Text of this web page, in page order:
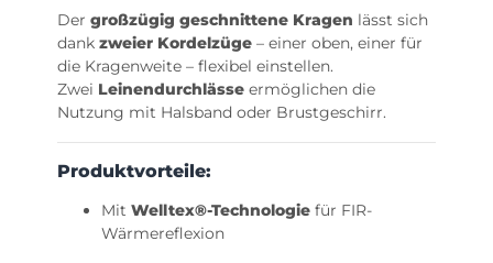
Der großzügig geschnittene Kragen lässt sich
dank zweier Kordelzüge – einer oben, einer für
die Kragenweite – flexibel einstellen.
Zwei Leinendurchlässe ermöglichen die
Nutzung mit Halsband oder Brustgeschirr.
Produktvorteile:
Mit Welltex®-Technologie für FIR-
Wärmereflexion